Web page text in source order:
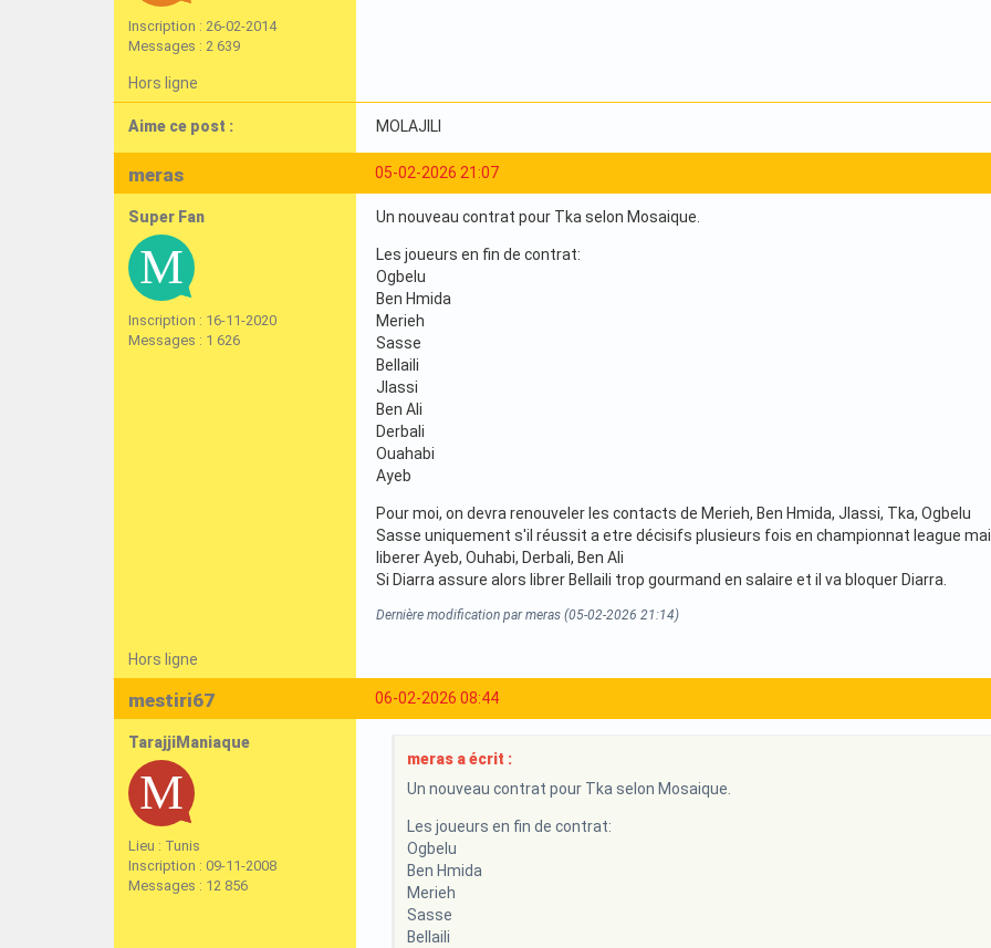
Inscription : 26-02-2014
Messages : 2 639
Hors ligne
Aime ce post : MOLAJILI
05-02-2026 21:07
meras
Super Fan
Inscription : 16-11-2020
Messages : 1 626
Un nouveau contrat pour Tka selon Mosaique.
Les joueurs en fin de contrat:
Ogbelu
Ben Hmida
Merieh
Sasse
Bellaili
Jlassi
Ben Ali
Derbali
Ouahabi
Ayeb
Pour moi, on devra renouveler les contacts de Merieh, Ben Hmida, Jlassi, Tka, Ogbelu
Sasse uniquement s'il réussit a etre décisifs plusieurs fois en championnat league
liberer Ayeb, Ouhabi, Derbali, Ben Ali
Si Diarra assure alors librer Bellaili trop gourmand en salaire et il va bloquer Diarra.
Dernière modification par meras (05-02-2026 21:14)
Hors ligne
06-02-2026 08:44
mestiri67
TarajjiManiaque
Lieu : Tunis
Inscription : 09-11-2008
Messages : 12 856
meras a écrit :
Un nouveau contrat pour Tka selon Mosaique.
Les joueurs en fin de contrat:
Ogbelu
Ben Hmida
Merieh
Sasse
Bellaili